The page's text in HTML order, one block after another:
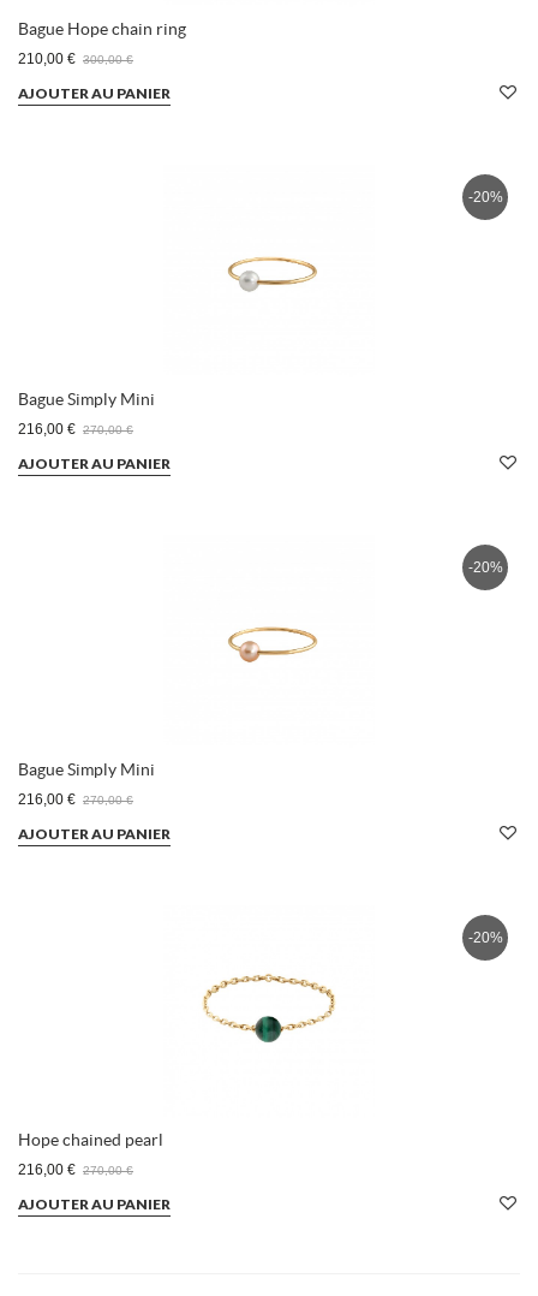
Bague Hope chain ring
210,00 € 300,00 €
AJOUTER AU PANIER
Bague Simply Mini
216,00 € 270,00 €
-20%
AJOUTER AU PANIER
Bague Simply Mini
216,00 € 270,00 €
-20%
AJOUTER AU PANIER
Hope chained pearl
216,00 € 270,00 €
-20%
AJOUTER AU PANIER